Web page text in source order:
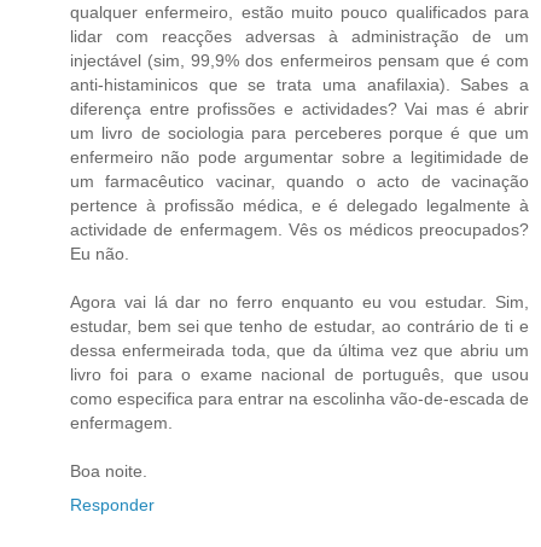
qualquer enfermeiro, estão muito pouco qualificados para
lidar com reacções adversas à administração de um
injectável (sim, 99,9% dos enfermeiros pensam que é com
anti-histaminicos que se trata uma anafilaxia). Sabes a
diferença entre profissões e actividades? Vai mas é abrir
um livro de sociologia para perceberes porque é que um
enfermeiro não pode argumentar sobre a legitimidade de
um farmacêutico vacinar, quando o acto de vacinação
pertence à profissão médica, e é delegado legalmente à
actividade de enfermagem. Vês os médicos preocupados?
Eu não.
Agora vai lá dar no ferro enquanto eu vou estudar. Sim,
estudar, bem sei que tenho de estudar, ao contrário de ti e
dessa enfermeirada toda, que da última vez que abriu um
livro foi para o exame nacional de português, que usou
como especifica para entrar na escolinha vão-de-escada de
enfermagem.
Boa noite.
Responder